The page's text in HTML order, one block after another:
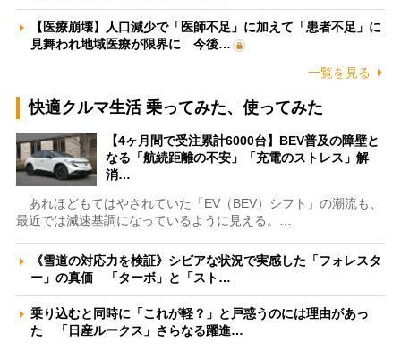
【医療崩壊】人口減少で「医師不足」に加えて「患者不足」に
見舞われ地域医療が限界に 今後…
一覧を見る
快適クルマ生活 乗ってみた、使ってみた
【4ヶ月間で受注累計6000台】BEV普及の障壁と
なる「航続距離の不安」「充電のストレス」解
消…
あれほどもてはやされていた「EV（BEV）シフト」の潮流も、
最近では減速基調になっているように見える。…
《雪道の対応力を検証》シビアな状況で実感した「フォレスタ
ー」の真価 「ターボ」と「スト…
乗り込むと同時に「これが軽？」と戸惑うのには理由があっ
た 「日産ルークス」さらなる躍進…